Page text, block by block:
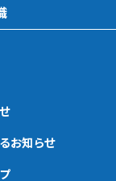
お知らせ